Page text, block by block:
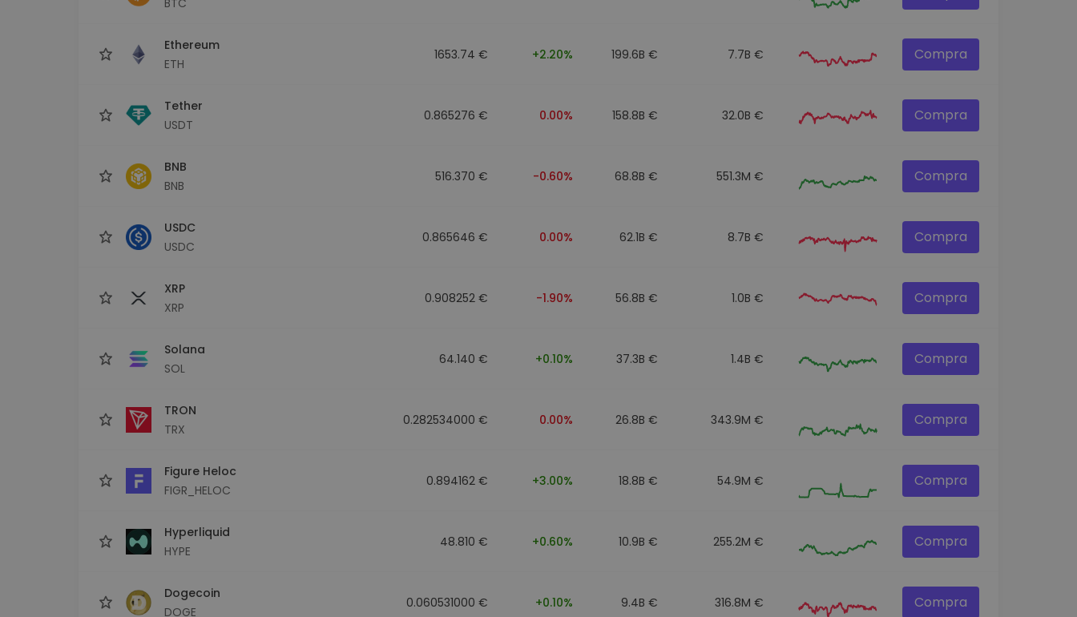
Ethereum
ETH
1653.74 € +2.20% 199.6B € 7.7B € Compra
Tether
USDT
0.865276 € 0.00% 158.8B € 32.0B € Compra
BNB
BNB
516.370 € -0.60% 68.8B € 551.3M € Compra
USDC
USDC
0.865646 € 0.00% 62.1B € 8.7B € Compra
XRP
XRP
0.908252 € -1.90% 56.8B € 1.0B € Compra
Solana
SOL
64.140 € +0.10% 37.3B € 1.4B € Compra
TRON
TRX
0.282534000 € 0.00% 26.8B € 343.9M € Compra
Figure Heloc
FIGR_HELOC
0.894162 € +3.00% 18.8B € 54.9M € Compra
Hyperliquid
HYPE
48.810 € +0.60% 10.9B € 255.2M € Compra
Dogecoin
DOGE
0.060531000 € +0.10% 9.4B € 316.8M € Compra